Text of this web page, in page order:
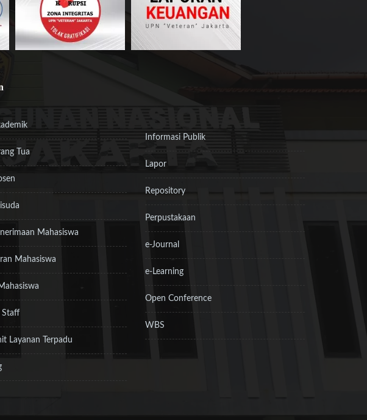
Tua
Mahasiswa
Mahasiswa
Staff
Layanan Terpadu
Informasi Publik
Lapor
Repository
Perpustakaan
e-Journal
e-Learning
Open Conference
WBS